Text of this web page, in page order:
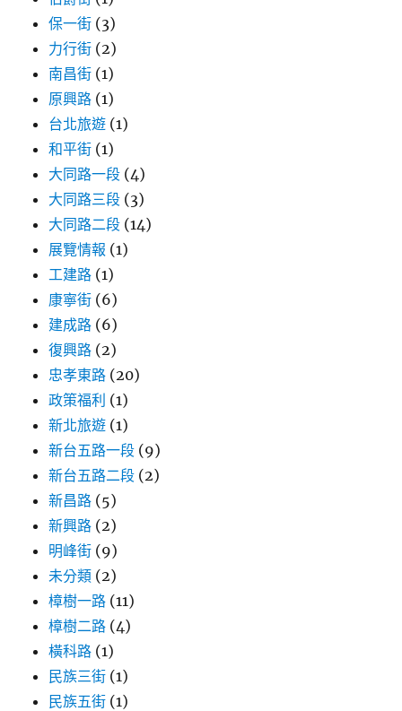
保一街 (3)
力行街 (2)
南昌街 (1)
原興路 (1)
台北旅遊 (1)
和平街 (1)
大同路一段 (4)
大同路三段 (3)
大同路二段 (14)
展覽情報 (1)
工建路 (1)
康寧街 (6)
建成路 (6)
復興路 (2)
忠孝東路 (20)
政策福利 (1)
新北旅遊 (1)
新台五路一段 (9)
新台五路二段 (2)
新昌路 (5)
新興路 (2)
明峰街 (9)
未分類 (2)
樟樹一路 (11)
樟樹二路 (4)
橫科路 (1)
民族三街 (1)
民族五街 (1)